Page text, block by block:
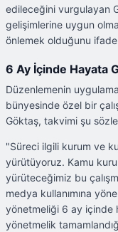
edileceğini vurgulayan
gelişimlerine uygun
önlemek olduğunu
6 Ay İçinde Hayata
Düzenlemenin
bünyesinde özel bir
Göktaş, takvimi şu
"Süreci ilgili kurum ve
yürütüyoruz. Kamu
yürüteceğimiz bu
medya kullanımına
yönetmeliği 6 ay içinde
yönetmelik